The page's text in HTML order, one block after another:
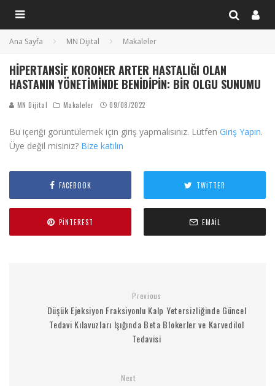
Ana Sayfa MN Dijital Makaleler
HIPERTANSIF KORONER ARTER HASTALIĞI OLAN
HASTANIN YÖNETIMINDE BENIDIPIN: BIR OLGU SUNUMU
MN Dijital Makaleler 09/08/2022
Bu içeriği görüntülemek için giriş yapmalısınız. Lütfen Giriş Yapın.
Üye değil misiniz? Bize katılın
FACEBOOK TWITTER
PINTEREST EMAIL
Previous
Düşük Ejeksiyon Fraksiyonlu Kalp Yetersizliğinde Güncel
Tedavi Kılavuzları Işığında Beta Blokerler ve Karvedilol
Tedavisi
Next